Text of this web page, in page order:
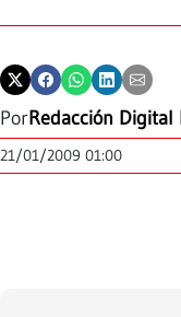
PorRedacción Digital
21/01/2009 01:00